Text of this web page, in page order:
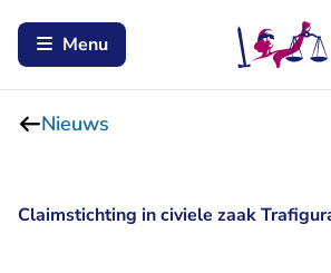
Menu
Nieuws
Claimstichting in civiele zaak